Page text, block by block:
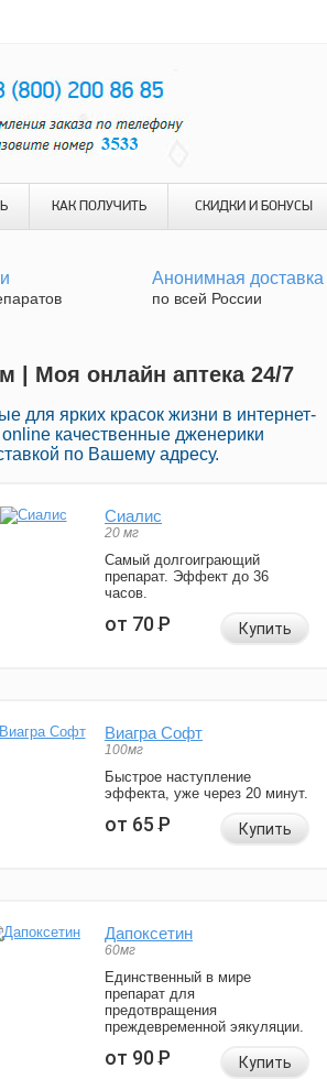
КАК ПОЛУЧИТЬ СКИДКИ И БОНУСЫ
Анонимная доставка
по всей России
| Моя онлайн аптека 24/7
для ярких красок жизни в интернет-
качественные дженерики
по Вашему адресу.
Сиалис
20 мг
Самый долгоиграющий
препарат. Эффект до 36
часов.
от 70Р Купить
Виагра Софт
100мг
Быстрое наступление
эффекта, уже через 20 минут.
от 65Р Купить
Дапоксетин
60мг
Единственный в мире
препарат для
предотвращения
преждевременной эякуляции.
от 90Р Купить